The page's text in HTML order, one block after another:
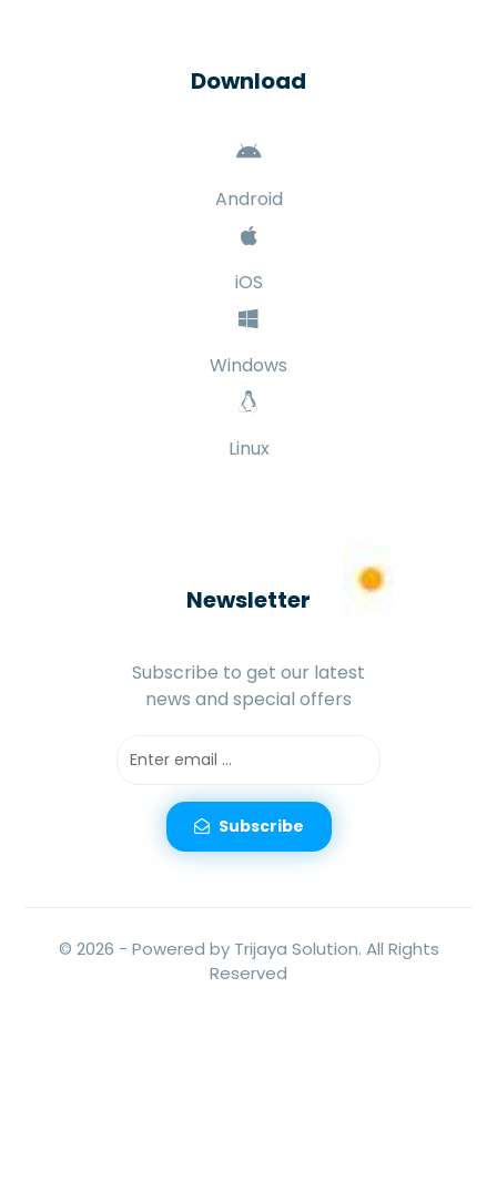
Download
Android
iOS
Windows
Linux
Newsletter
Subscribe to get our latest
news and special offers
Subscribe
© 2026 - Powered by Trijaya Solution. All Rights
Reserved